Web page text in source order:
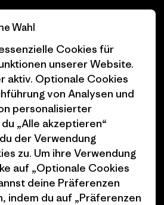
Pro Community
Datenschutzerklärung
Allgemeine
Geschäftsbedingungen
Cookie Einstellungen
Karriere
Pressekontakt
Wahl
Cookies für
unserer Website.
aktiv. Optionale Cookies
von Analysen und
personalisierter
„Alle akzeptieren“
der Verwendung
zu. Um ihre Verwendung
auf „Optionale Cookies
deine Präferenzen
indem du auf „Präferenzen